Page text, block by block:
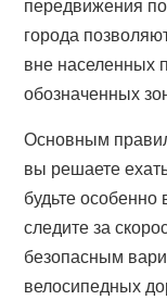
города
вне населенных
обозначенных
Основным
вы решаете
будьте
следите за
безопасным
велосипедных